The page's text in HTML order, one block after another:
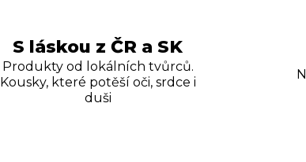
S láskou z ČR a SK
Produkty od lokálních tvůrců.
Kousky, které potěší oči, srdce i
duši